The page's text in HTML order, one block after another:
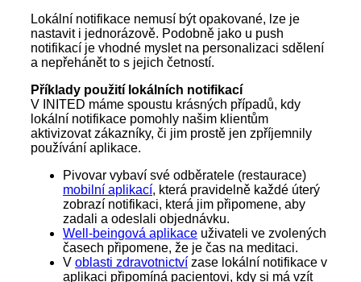
Lokální notifikace nemusí být opakované, lze je
nastavit i jednorázově. Podobně jako u push
notifikací je vhodné myslet na personalizaci sdělení
a nepřehánět to s jejich četností.
Příklady použití lokálních notifikací
V INITED máme spoustu krásných případů, kdy
lokální notifikace pomohly našim klientům
aktivizovat zákazníky, či jim prostě jen zpříjemnily
používání aplikace.
Pivovar vybaví své odběratele (restaurace)
mobilní aplikací, která pravidelně každé úterý
zobrazí notifikaci, která jim připomene, aby
zadali a odeslali objednávku.
Well-beingová aplikace uživateli ve zvolených
časech připomene, že je čas na meditaci.
V oblasti zdravotnictví zase lokální notifikace v
aplikaci připomíná pacientovi, kdy si má vzít